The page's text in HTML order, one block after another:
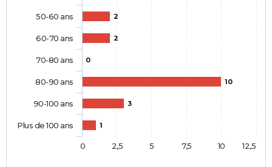
2
2
0
10
3
1
50-60 ans
60-70 ans
70-80 ans
80-90 ans
90-100 ans
Plus de 100 ans
0 10
2,5 5 7,5 12,5